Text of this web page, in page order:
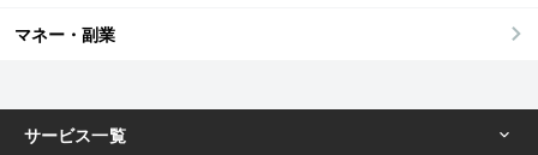
マネー・副業